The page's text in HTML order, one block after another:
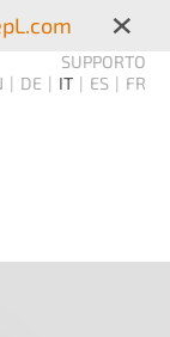
×
SUPPORTO
DE IT ES FR